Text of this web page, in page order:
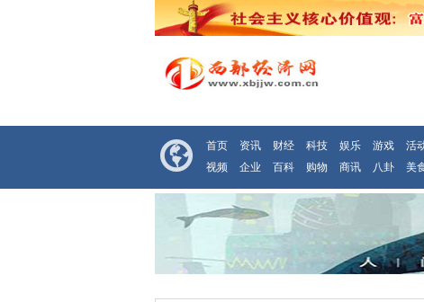
首页 资讯 财经 科技 娱乐 游戏 活
视频
企业 百科 购物 商讯 八卦 美